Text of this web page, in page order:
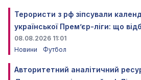
Терористи з рф зіпсували
української Прем’єр-ліги: що
08.08.2026 11:01
Новини
Футбол
Авторитетний аналітичний